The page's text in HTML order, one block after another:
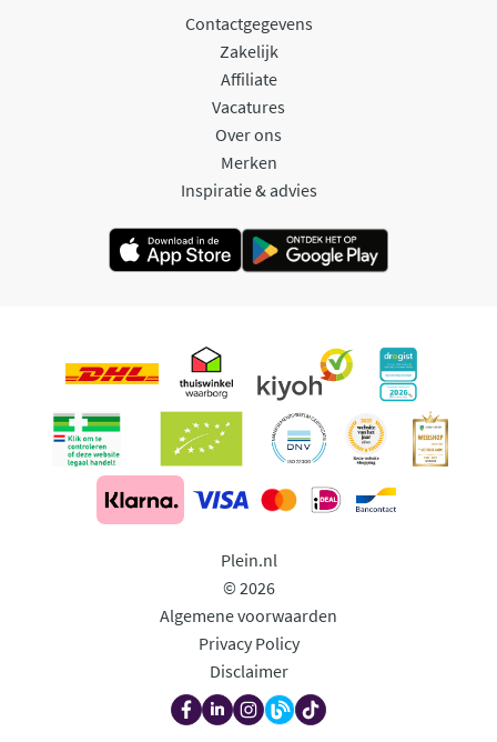
Contactgegevens
Zakelijk
Affiliate
Vacatures
Over ons
Merken
Inspiratie & advies
Plein.nl
© 2026
Algemene voorwaarden
Privacy Policy
Disclaimer